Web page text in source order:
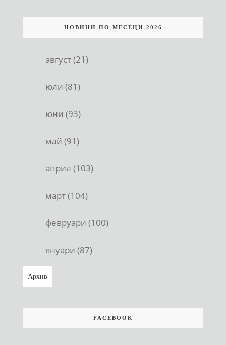
НОВИНИ ПО МЕСЕЦИ 2026
август (21)
юли (81)
юни (93)
май (91)
април (103)
март (104)
февруари (100)
януари (87)
Архив
FACEBOOK